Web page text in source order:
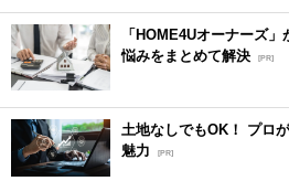
「HOME4Uオーナーズ
悩みをまとめて解決 [PR]
土地なしでもOK！ プロ
魅力
[PR]